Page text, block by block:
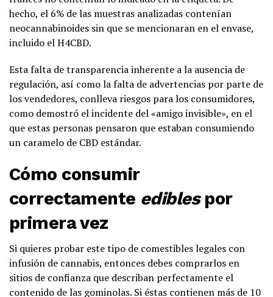
hecho, el 6% de las muestras analizadas contenían
neocannabinoides sin que se mencionaran en el envase,
incluido el H4CBD.
Esta falta de transparencia inherente a la ausencia de
regulación, así como la falta de advertencias por parte de
los vendedores, conlleva riesgos para los consumidores,
como demostró el incidente del «amigo invisible», en el
que estas personas pensaron que estaban consumiendo
un caramelo de CBD estándar.
Cómo consumir
correctamente ediblespor
primera vez
Si quieres probar este tipo de comestibles legales con
infusión de cannabis, entonces debes comprarlos en
sitios de confianza que describan perfectamente el
contenido de las gominolas. Si éstas contienen más de 10